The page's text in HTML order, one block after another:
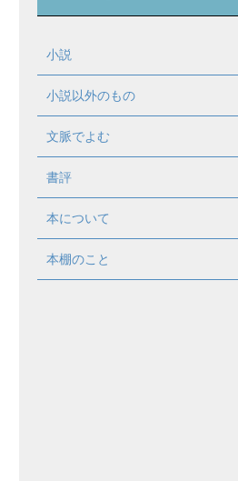
小説
小説以外のもの
文脈でよむ
書評
本について
本棚のこと